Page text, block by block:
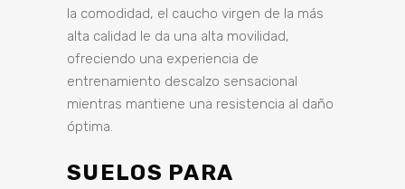
la comodidad, el caucho virgen de la más
alta calidad le da una alta movilidad,
ofreciendo una experiencia de
entrenamiento descalzo sensacional
mientras mantiene una resistencia al daño
óptima.
SUELOS PARA